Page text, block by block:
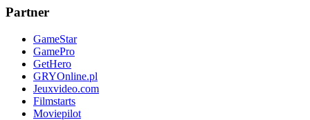
Partner
GameStar
GamePro
GetHero
GRYOnline.pl
Jeuxvideo.com
Filmstarts
Moviepilot